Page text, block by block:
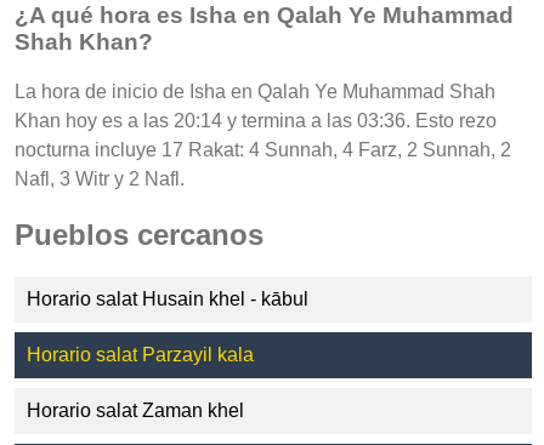
¿A qué hora es Isha en Qalah Ye Muhammad
Shah Khan?
La hora de inicio de Isha en Qalah Ye Muhammad Shah
Khan hoy es a las 20:14 y termina a las 03:36. Esto rezo
nocturna incluye 17 Rakat: 4 Sunnah, 4 Farz, 2 Sunnah, 2
Nafl, 3 Witr y 2 Nafl.
Pueblos cercanos
Horario salat Husain khel - kābul
Horario salat Parzayil kala
Horario salat Zaman khel